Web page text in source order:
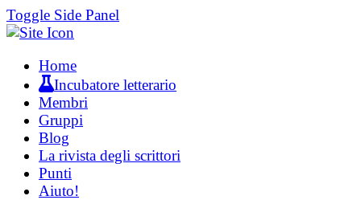
Toggle Side Panel
Home
Incubatore letterario
Membri
Gruppi
Blog
La rivista degli scrittori
Punti
Aiuto!